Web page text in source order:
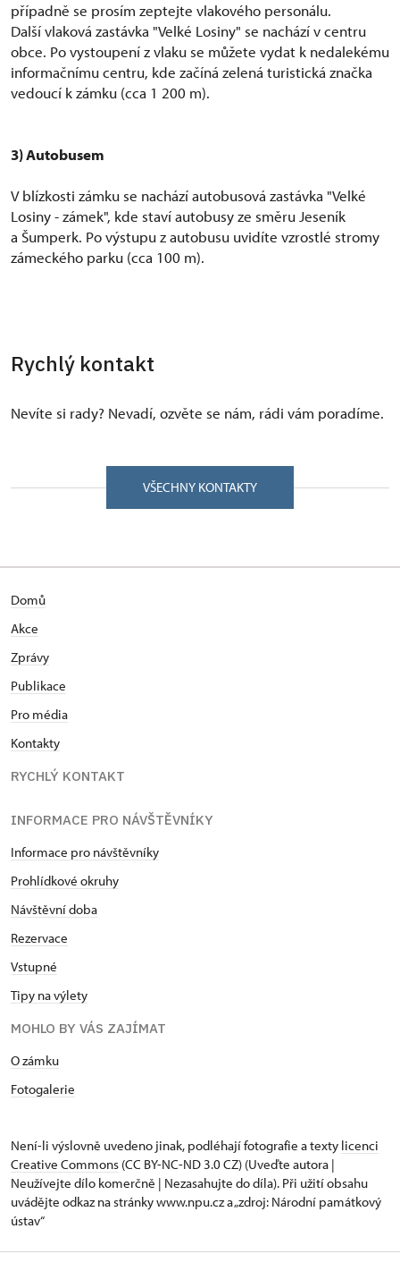
případně se prosím zeptejte vlakového personálu.
Další vlaková zastávka "Velké Losiny" se nachází v centru
obce. Po vystoupení z vlaku se můžete vydat k nedalekému
informačnímu centru, kde začíná zelená turistická značka
vedoucí k zámku (cca 1 200 m).
3) Autobusem
V blízkosti zámku se nachází autobusová zastávka "Velké
Losiny - zámek", kde staví autobusy ze směru Jeseník
a Šumperk. Po výstupu z autobusu uvidíte vzrostlé stromy
zámeckého parku (cca 100 m).
Rychlý kontakt
Nevíte si rady? Nevadí, ozvěte se nám, rádi vám poradíme.
VŠECHNY KONTAKTY
Domů
Akce
Zprávy
Publikace
Pro média
Kontakty
RYCHLÝ KONTAKT
INFORMACE PRO NÁVŠTĚVNÍKY
Informace pro návštěvníky
Prohlídkové okruhy
Návštěvní doba
Rezervace
Vstupné
Tipy na výlety
MOHLO BY VÁS ZAJÍMAT
O zámku
Fotogalerie
Není-li výslovně uvedeno jinak, podléhají fotografie a texty licenci
Creative Commons (CC BY-NC-ND 3.0 CZ) (Uveďte autora |
Neužívejte dílo komerčně | Nezasahujte do díla). Při užití obsahu
uvádějte odkaz na stránky www.npu.cz a „zdroj: Národní památkový
ústav“